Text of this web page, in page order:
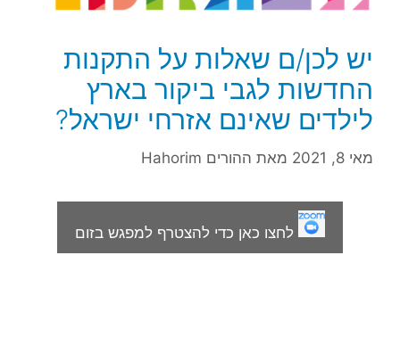
יש לכן/ם שאלות על התקנות
החדשות לגבי ביקור בארץ
לילדים שאינם אזרחי ישראל?
מאי 8, 2021 מאת ההורים Hahorim
לחצו כאן כדי להצטרף למפגש בזום